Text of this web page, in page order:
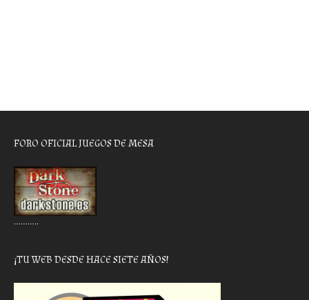
FORO OFICIAL JUEGOS DE MESA
………..
¡TU WEB DESDE HACE SIETE AÑOS!